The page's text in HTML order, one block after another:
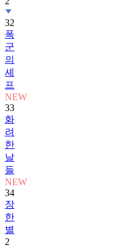
32
폭
군
의
셰
프
NEW
33
화
려
한
날
들
NEW
34
장
한
별
2